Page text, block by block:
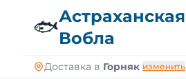
🐟Астраханская
Вобла
Доставка в Горняк изменить